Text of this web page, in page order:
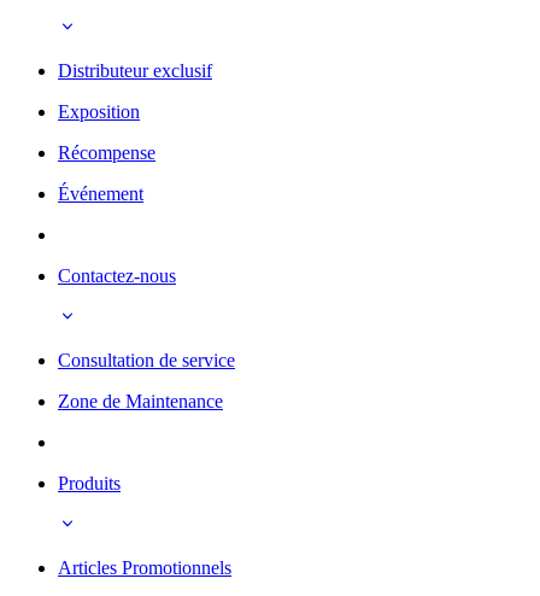
Distributeur exclusif
Exposition
Récompense
Événement
Contactez-nous
Consultation de service
Zone de Maintenance
Produits
Articles Promotionnels